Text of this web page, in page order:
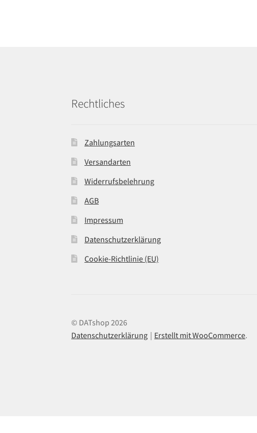
Rechtliches
Zahlungsarten
Versandarten
Widerrufsbelehrung
AGB
Impressum
Datenschutzerklärung
Cookie-Richtlinie (EU)
© DATshop 2026
Datenschutzerklärung
Erstellt mit WooCommerce.